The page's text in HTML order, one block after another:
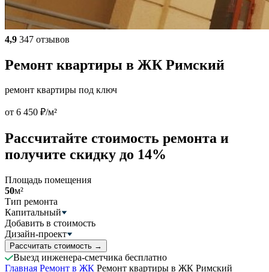
4,9 347 отзывов
Ремонт квартиры в ЖК Римский
ремонт квартиры под ключ
от 6 450 ₽/м²
Рассчитайте стоимость ремонта и
получите скидку до 14%
Площадь помещения
50м²
Тип ремонта
Капитальный
Добавить в стоимость
Дизайн-проект
Рассчитать стоимость →
Выезд инженера-сметчика бесплатно
Главная Ремонт в ЖК Ремонт квартиры в ЖК Римский